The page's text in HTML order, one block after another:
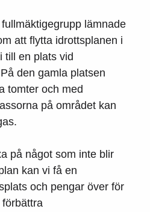
lämnade
att flytta idrottsplanen i
till en plats vid
den gamla platsen
tomter och med
på området kan
på något som inte blir
kan vi få en
och pengar över för